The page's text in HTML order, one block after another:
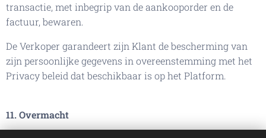
transactie, met inbegrip van de aankooporder en de
factuur, bewaren.
De Verkoper garandeert zijn Klant de bescherming van
zijn persoonlijke gegevens in overeenstemming met het
Privacy beleid dat beschikbaar is op het Platform.
11. Overmacht